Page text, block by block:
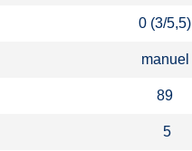
0 (3/5,5)
manuel
89
5